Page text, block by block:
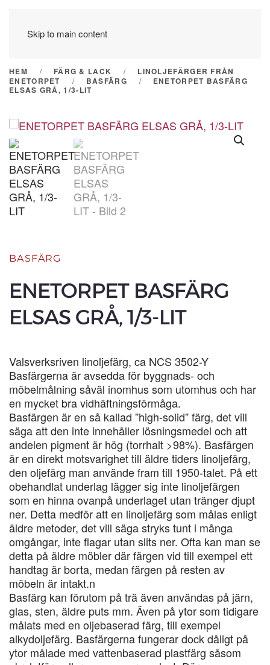
Skip to main content
HEM FÄRG & LACK
LINOLJEFÄRGER FRÅN
ENETORPET
BASFÄRG
ENETORPET BASFÄRG
ELSAS GRÅ, 1/3-LIT
BASFÄRG
ENETORPET BASFÄRG
ELSAS GRÅ, 1/3-LIT
Valsverksriven linoljefärg, ca NCS 3502-Y
Basfärgerna är avsedda för byggnads- och
möbelmålning såväl inomhus som utomhus och har
en mycket bra vidhäftningsförmåga.
Basfärgen är en så kallad ”high-solid” färg, det vill
säga att den inte innehåller lösningsmedel och att
andelen pigment är hög (torrhalt >98%). Basfärgen
är en direkt motsvarighet till äldre tiders linoljefärg,
den oljefärg man använde fram till 1950-talet. På ett
obehandlat underlag lägger sig inte linoljefärgen
som en hinna ovanpå underlaget utan tränger djupt
ner. Detta medför att en linoljefärg som målas enligt
äldre metoder, det vill säga stryks tunt i många
omgångar, inte flagar utan slits ner. Ofta kan man se
detta på äldre möbler där färgen vid till exempel ett
handtag är borta, medan färgen på resten av
möbeln är intakt.n
Basfärg kan förutom på trä även användas på järn,
glas, sten, äldre puts mm. Även på ytor som tidigare
målats med en oljebaserad färg, till exempel
alkydoljefärg. Basfärgerna fungerar dock dåligt på
ytor målade med vattenbaserad plastfärg såsom